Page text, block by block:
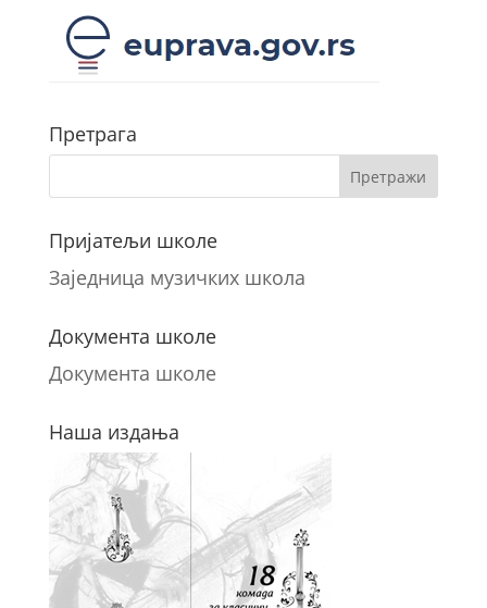
Претрага
Пријатељи школе
Заједница музичких школа
Документа школе
Документа школе
Наша издања